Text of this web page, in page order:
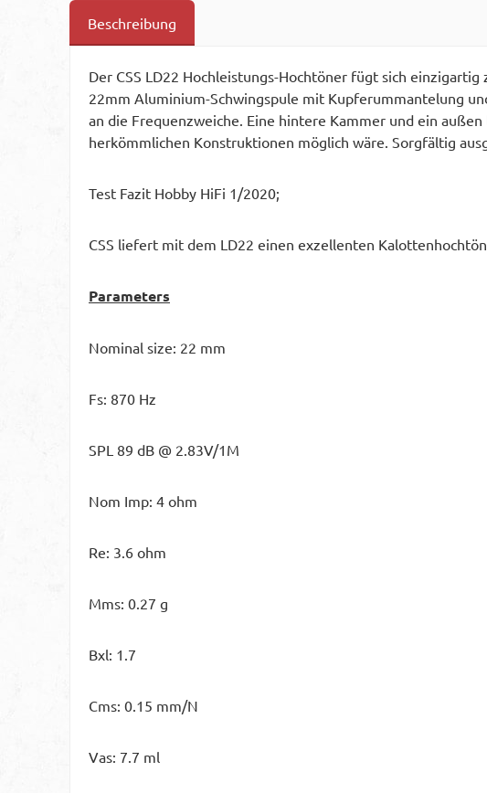
Beschreibung
Der CSS LD22 Hochleistungs-Hochtöner fügt sich
22mm Aluminium-Schwingspule mit Kupferummantelung
an die Frequenzweiche. Eine hintere Kammer und ein
herkömmlichen Konstruktionen möglich wäre. Sorgfältig
Test Fazit Hobby HiFi 1/2020;
CSS liefert mit dem LD22 einen exzellenten
Parameters
Nominal size: 22 mm
Fs: 870 Hz
SPL 89 dB @ 2.83V/1M
Nom Imp: 4 ohm
Re: 3.6 ohm
Mms: 0.27 g
Bxl: 1.7
Cms: 0.15 mm/N
Vas: 7.7 ml